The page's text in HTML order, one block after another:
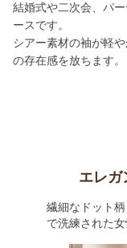
結婚式や二次会、パ
ースです。
シアー素材の袖が軽
の存在感を放ちます。
エレガ
繊細なドット
で洗練された